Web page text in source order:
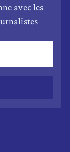
avec les